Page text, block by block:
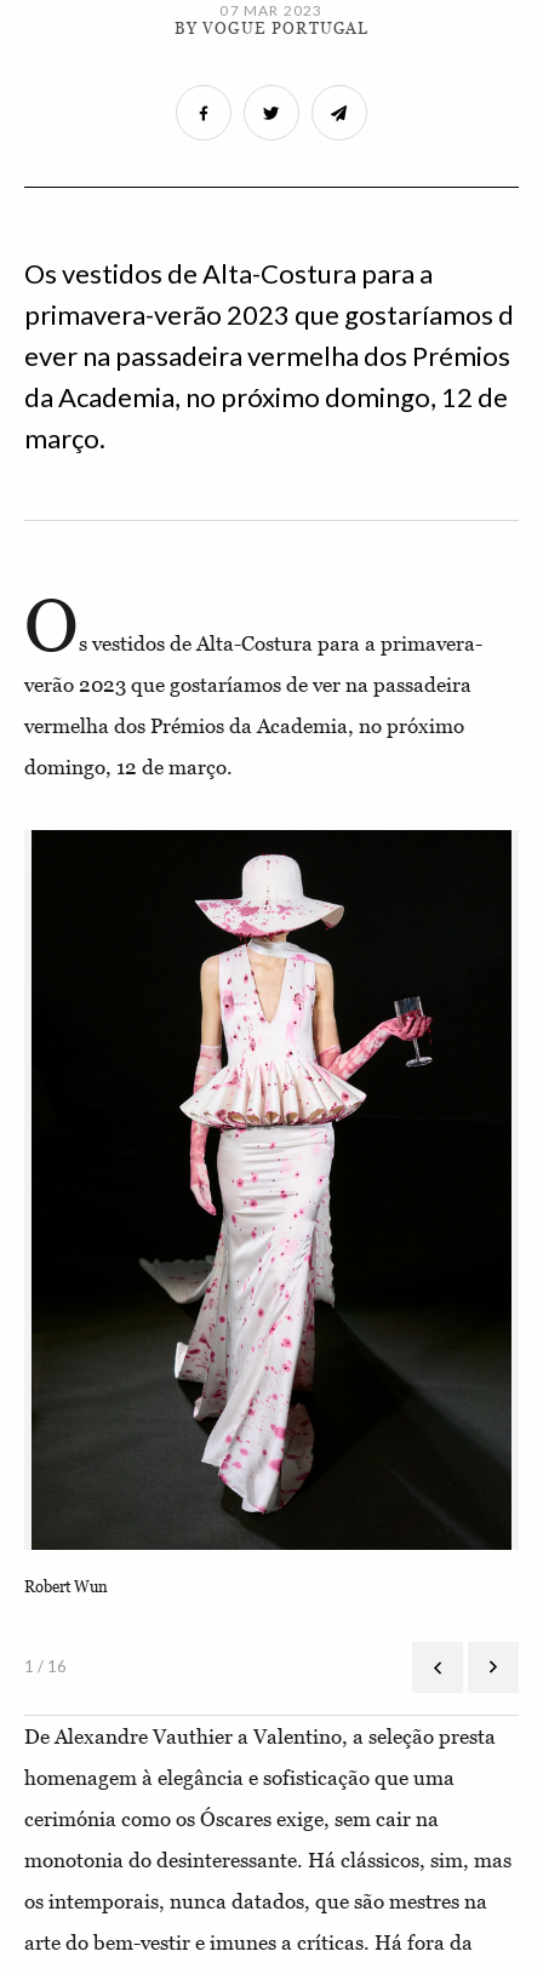
07 MAR 2023
BY VOGUE PORTUGAL
Os vestidos de Alta-Costura para a
primavera-verão 2023 que gostaríamos d
ever na passadeira vermelha dos Prémios
da Academia, no próximo domingo, 12 de
março.
Os vestidos de Alta-Costura para a primavera-
verão 2023 que gostaríamos de ver na passadeira
vermelha dos Prémios da Academia, no próximo
domingo, 12 de março.
Robert Wun
1 / 16
De Alexandre Vauthier a Valentino, a seleção presta
homenagem à elegância e sofisticação que uma
cerimónia como os Óscares exige, sem cair na
monotonia do desinteressante. Há clássicos, sim, mas
os intemporais, nunca datados, que são mestres na
arte do bem-vestir e imunes a críticas. Há fora da